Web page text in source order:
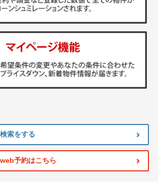
索をする
予約はこちら